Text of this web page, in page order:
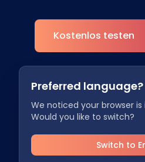
Analytics
Preferred language?
We noticed your browser is
Would you like to switch?
Switch to
Kostenlos testen
Wählen Sie Ihre
eine persönlichere
English